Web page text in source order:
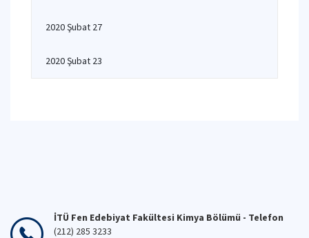
2020 Şubat 27
2020 Şubat 23
İTÜ Fen Edebiyat Fakültesi Kimya Bölümü - Telefon
(212) 285 3233